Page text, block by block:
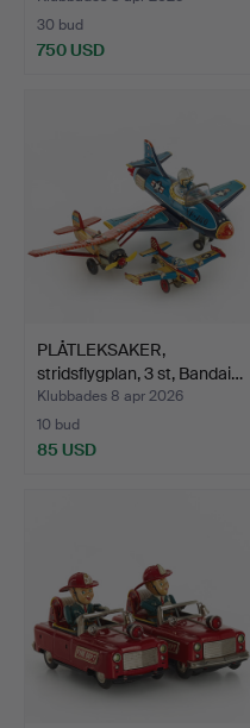
30 bud
750 USD
PLÅTLEKSAKER,
stridsflygplan, 3 st, Bandai…
Klubbades 8 apr 2026
10 bud
85 USD